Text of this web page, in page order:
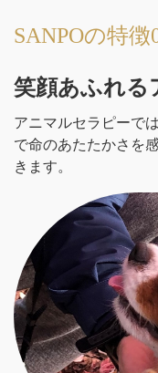
SANPOの特徴
笑顔あふれる
アニマルセラピーで
で命のあたたかさを
きます。